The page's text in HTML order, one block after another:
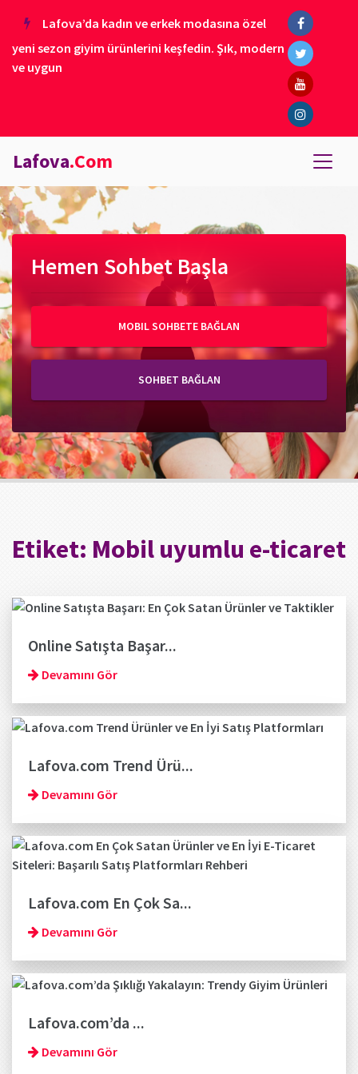
Lafova’da kadın ve erkek modasına özel
yeni sezon giyim ürünlerini keşfedin. Şık, modern
ve uygun
Lafova.Com
Hemen Sohbet Başla
MOBIL SOHBETE BAĞLAN
SOHBET BAĞLAN
Etiket: Mobil uyumlu e-ticaret
Online Satışta Başar...
Devamını Gör
Lafova.com Trend Ürü...
Devamını Gör
Lafova.com En Çok Sa...
Devamını Gör
Lafova.com’da ...
Devamını Gör